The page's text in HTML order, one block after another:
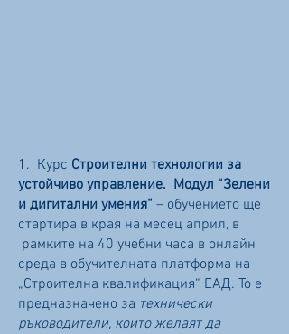
1. Курс Строителни технологии за
устойчиво управление. Модул “Зелени
и дигитални умения“ – обучението ще
стартира в края на месец април, в
рамките на 40 учебни часа в онлайн
среда в обучителната платформа на
„Строителна квалификация“ ЕАД. То е
предназначено за технически
ръководители, които желаят да